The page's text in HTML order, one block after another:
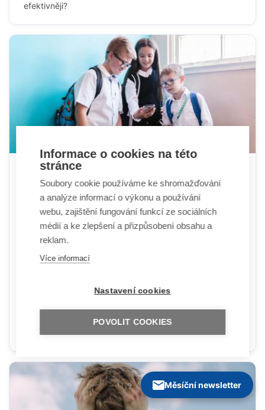
efektivněji?
Vláda podpořila zákaz mobilů na školách.
Předložil ho Plaga a Babiš, platit má od
příštího září
Zdroj: irozhlas.cz, 21.07.2026
Zákaz používání mobilních telefonů a dalších
elektronických komunikačních zařízení ve školách,
očekávání podpořila vláda. Na tiskové konferenci
zákona Babiš, podle Plagy byla podpora kabinetu
jednomyslná.
Měsíční newsletter
Informace o cookies na této
stránce
Soubory cookie používáme ke shromažďování
a analýze informací o výkonu a používání
webu, zajištění fungování funkcí ze sociálních
médií a ke zlepšení a přizpůsobení obsahu a
reklam.
Více informací
Nastavení cookies
POVOLIT COOKIES